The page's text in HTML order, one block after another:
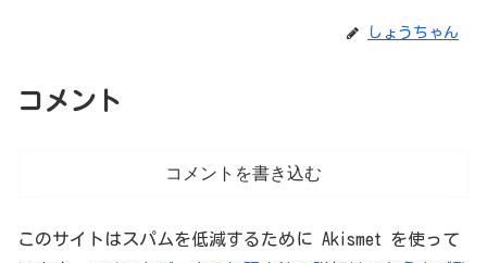
しょうちゃん
コメント
コメントを書き込む
このサイトはスパムを低減するために Akismet を使って